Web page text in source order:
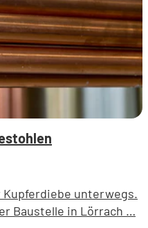
Kupferdiebe unterwegs.
Baustelle in Lörrach …